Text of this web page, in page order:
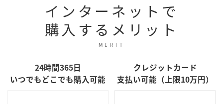
インターネットで
購入するメリット
MERIT
24時間365日
いつでもどこでも購入可能
クレジットカード
支払い可能（上限10万円）